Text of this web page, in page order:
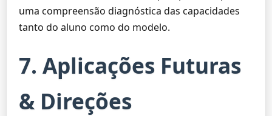
uma compreensão diagnóstica das capacidades
tanto do aluno como do modelo.
7. Aplicações Futuras
& Direções